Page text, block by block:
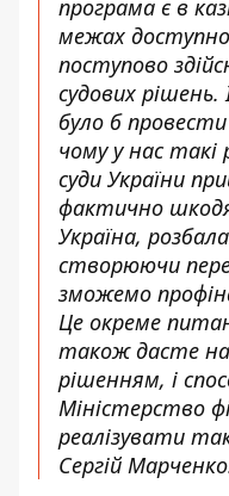
програма є в
межах
поступово
судових
було б
чому у нас
суди України
фактично
Україна,
створюючи
зможемо
Це окреме
також дасте
рішенням, і
Міністерство
реалізувати
Сергій